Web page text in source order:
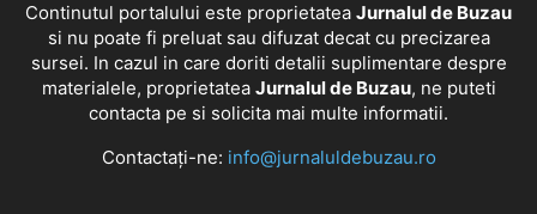
Continutul portalului este proprietatea Jurnalul de Buzau
si nu poate fi preluat sau difuzat decat cu precizarea
sursei. In cazul in care doriti detalii suplimentare despre
materialele, proprietatea Jurnalul de Buzau, ne puteti
contacta pe si solicita mai multe informatii.
Contactați-ne: info@jurnaluldebuzau.ro